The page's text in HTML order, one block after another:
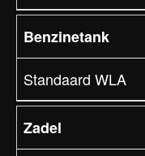
Benzinetank
Standaard WLA
Zadel